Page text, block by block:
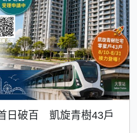
日破百 凱旋青樹43戶